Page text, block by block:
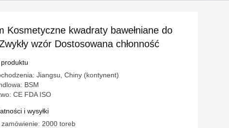
Kosmetyczne kwadraty bawełniane do
wzór Dostosowana chłonność
produktu
Jiangsu, Chiny (kontynent)
BSM
CE FDA ISO
i wysyłki
2000 toreb